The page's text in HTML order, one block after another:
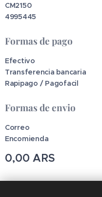
CM2150
4995445
Formas de pago
Efectivo
Transferencia bancaria
Rapipago / Pagofacil
Formas de envio
Correo
Encomienda
0,00 ARS